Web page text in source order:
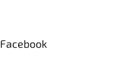
Facebook